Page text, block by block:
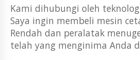
Kami dihubungi oleh
Saya ingin membeli mesin
Rendah dan peralatak
telah yang menginima Anda